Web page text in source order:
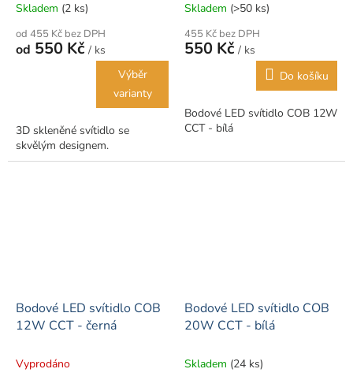
Skladem (2 ks)
od 455 Kč bez DPH
od 550 Kč / ks
Výběr
varianty
3D skleněné svítidlo se
skvělým designem.
Skladem (>50 ks)
455 Kč bez DPH
550 Kč / ks
Do košíku
Bodové LED svítidlo COB 12W
CCT - bílá
Bodové LED svítidlo COB
12W CCT - černá
Vyprodáno
Bodové LED svítidlo COB
20W CCT - bílá
Skladem (24 ks)